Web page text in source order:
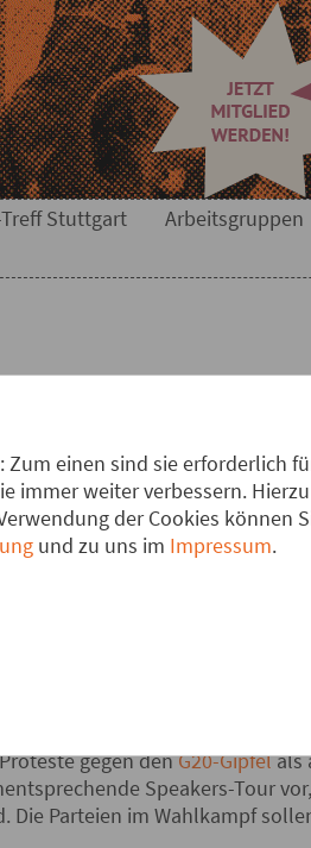
Stuttgart Arbeitsgruppen
Die Handelspolitik ist längst
wird darauf, unter dem
gegen denG20-Gipfelals
Speakers-Tour
Die Parteien im Wahlkampf
einen sind sie erforderlich
weiter verbessern.
der Cookies können
und zu uns im Impressum.